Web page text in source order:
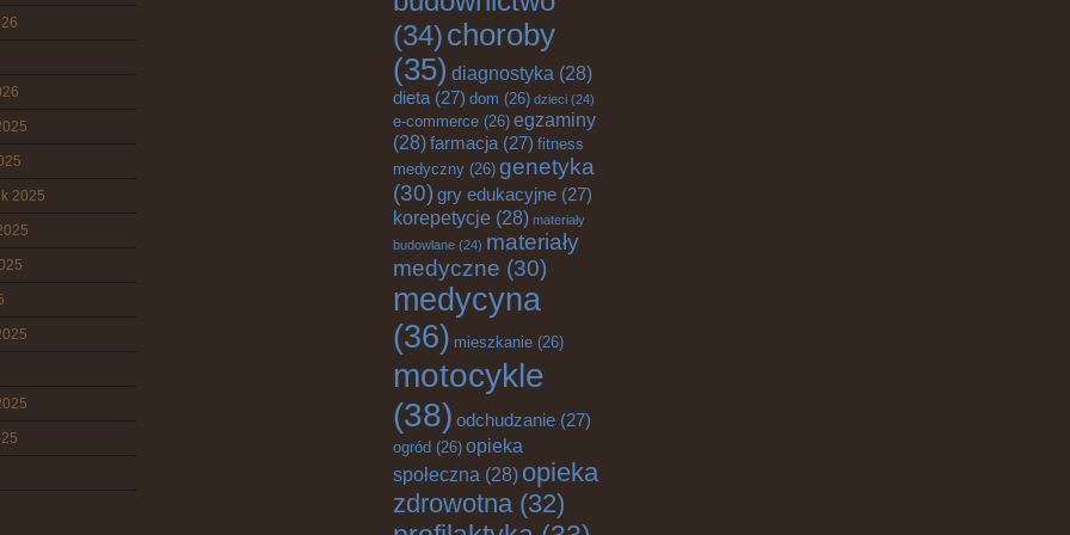
2025
(34)choroby
(35) diagnostyka (28)
dieta (27) dom (26) dzieci (24)
e-commerce (26) egzaminy
(28)farmacja (27) fitness
medyczny (26) genetyka
(30) gry edukacyjne (27)
korepetycje (28) materiały
budowlane (24) materiały
medyczne (30)
medycyna
(36) mieszkanie (26)
motocykle
(38) odchudzanie (27)
ogród (26) opieka
społeczna (28) opieka
zdrowotna(32)